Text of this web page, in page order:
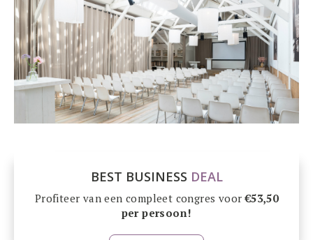
BEST BUSINESS DEAL
Profiteer van een compleet congres voor€53,50
per persoon!